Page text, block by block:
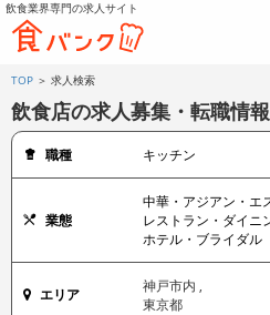
飲食業界専門の求人サイト
TOP ＞ 求人検索
飲食店の求人募集・転職情報
職種 キッチン
業態
ホテル・ブライダル
エリア
神戸市内 ,
東京都